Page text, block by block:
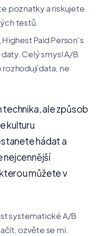
poznatky a riskujete
testů.
Paid Person's
Celý smysl A/B
data, ne
ale způsob
kulturu
hádat a
nejcennější
můžete v
systematické A/B
ozvěte se mi.